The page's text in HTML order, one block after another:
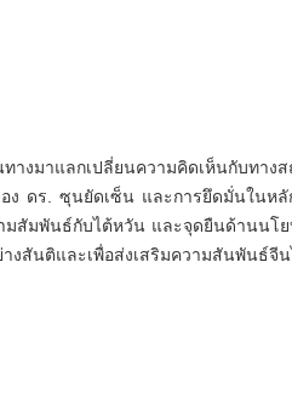
งมาแลกเปลี่ยนความคิดเห็นกับทาง
ง ดร. ซุนยัดเซ็น และการยึดมั่นในหลั
สัมพันธ์กับไต้หวัน และจุดยืนด้านนโย
งสันติและเพื่อส่งเสริมความสันพันธ์จีน